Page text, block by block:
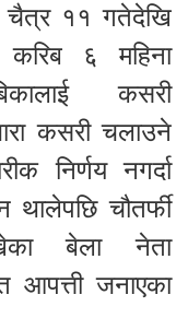
चैत्र ११ गतेदेखि
६ महिना
कसरी
कसरी चलाउने
निर्णय नगर्दा
थालेपछि चौतर्फी
बेला नेता
आपत्ती जनाएका